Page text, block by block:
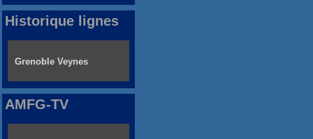
Historique lignes
Grenoble Veynes
AMFG-TV